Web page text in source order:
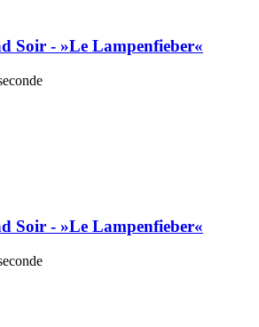
Soir - »Le Lampenfieber«
Soir - »Le Lampenfieber«